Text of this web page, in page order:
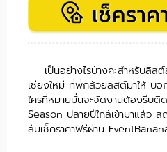
เป็นอย่างไรบ้างคะสำหรับลิส
เชียงใหม่ ที่พี่กล้วยลิสต์มาให้ บอ
ใครที่หมายมั่นจะจัดงานต้องรีบติ
Season ปลายปีใกล้เข้ามาแล้ว
ลืมเช็คราคาฟรีผ่าน